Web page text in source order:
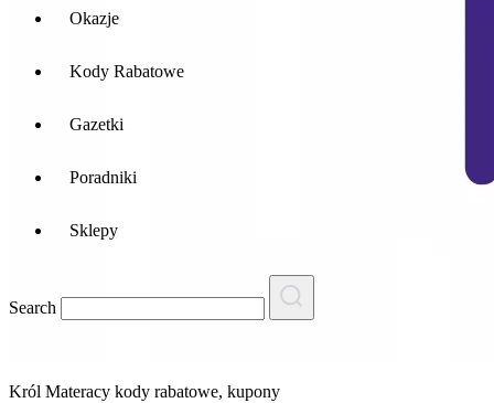
Okazje
Kody Rabatowe
Gazetki
Poradniki
Sklepy
Search
Król Materacy kody rabatowe, kupony